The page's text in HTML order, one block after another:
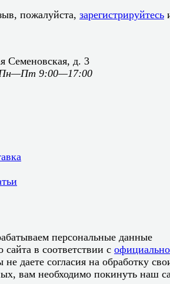
пожалуйста, зарегистрируйтесь
Семеновская, д. 3
9:00—17:00
персональные данные
сайта в соответствии с
даете согласия на обработку
вам необходимо покинуть наш